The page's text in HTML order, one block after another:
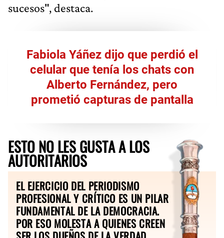
sucesos", destaca.
Fabiola Yáñez dijo que perdió el
celular que tenía los chats con
Alberto Fernández, pero
prometió capturas de pantalla
ESTO NO LES GUSTA A LOS
AUTORITARIOS
EL EJERCICIO DEL PERIODISMO
PROFESIONAL Y CRÍTICO ES UN PILAR
FUNDAMENTAL DE LA DEMOCRACIA.
POR ESO MOLESTA A QUIENES CREEN